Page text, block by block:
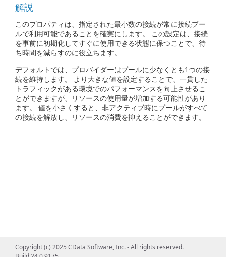
解説
このプロパティは、指定された最小数の接続が常に接続プー
ルで利用可能であることを確実にします。 この設定は、接続
を事前に初期化してすぐに使用できる状態に保つことで、待
ち時間を減らすのに役立ちます。
デフォルトでは、プロバイダーはプールに少なくとも1つの接
続を維持します。 より大きな値を設定することで、一貫した
トラフィックがある環境でのパフォーマンスを向上させるこ
とができますが、リソースの使用量が増加する可能性があり
ます。 値を小さくすると、非アクティブ時にプールがすべて
の接続を解放し、リソースの消費を抑えることができます。
Copyright (c) 2025 CData Software, Inc. - All rights reserved.